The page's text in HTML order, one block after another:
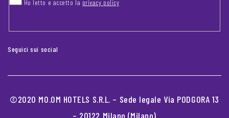
Ho letto e accetto la privacy policy
Seguici sui social
©2020 MO.OM HOTELS S.R.L. – Sede legale Via PODGORA 13
– 20122 Milano (Milano)